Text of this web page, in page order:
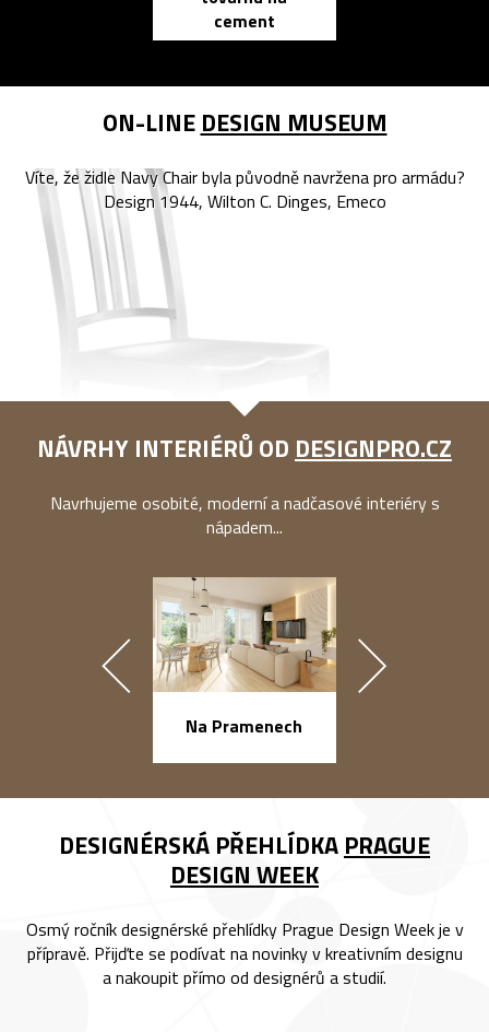
cement
ON-LINE DESIGN MUSEUM
Víte, že židle Navy Chair byla původně navržena pro armádu?
Design 1944, Wilton C. Dinges, Emeco
NÁVRHY INTERIÉRŮ OD DESIGNPRO.CZ
Navrhujeme osobité, moderní a nadčasové interiéry s
nápadem...
Na Pramenech
DESIGNÉRSKÁ PŘEHLÍDKA PRAGUE
DESIGN WEEK
Osmý ročník designérské přehlídky Prague Design Week je v
přípravě. Přijďte se podívat na novinky v kreativním designu
a nakoupit přímo od designérů a studií.